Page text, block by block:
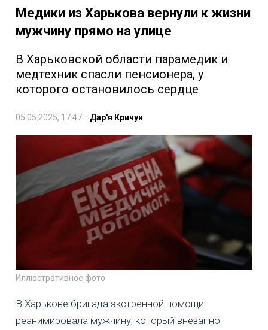
Медики из Харькова вернули к жизни
мужчину прямо на улице
В Харьковской области парамедик и
медтехник спасли пенсионера, у
которого остановилось сердце
05.05.2025, 17:47 Дар'я Кричун
Иллюстративное фото
В Харькове бригада экстренной помощи
реанимировала мужчину, который внезапно